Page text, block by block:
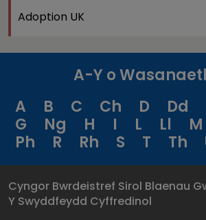
Adoption UK
A-Y o
A
B C Ch D Dd
G
Ng H I L Ll M
Ph
R Rh S T Th
Cyngor Bwrdeistref Sirol Blaenau
Y Swyddfeydd Cyffredinol